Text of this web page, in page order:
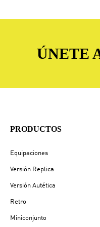
ÚNETE
PRODUCTOS
Equipaciones
Versión Replica
Versión Autética
Retro
Miniconjunto